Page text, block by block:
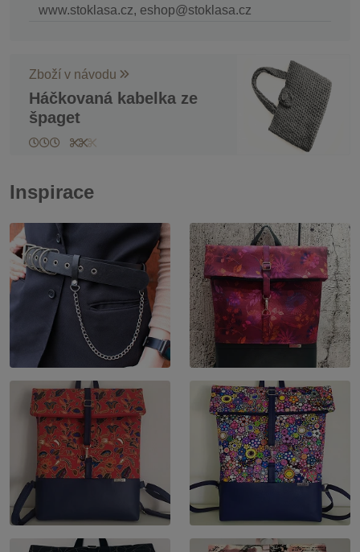
www.stoklasa.cz, eshop@stoklasa.cz
Zboží v návodu
Háčkovaná kabelka ze
špaget
Inspirace